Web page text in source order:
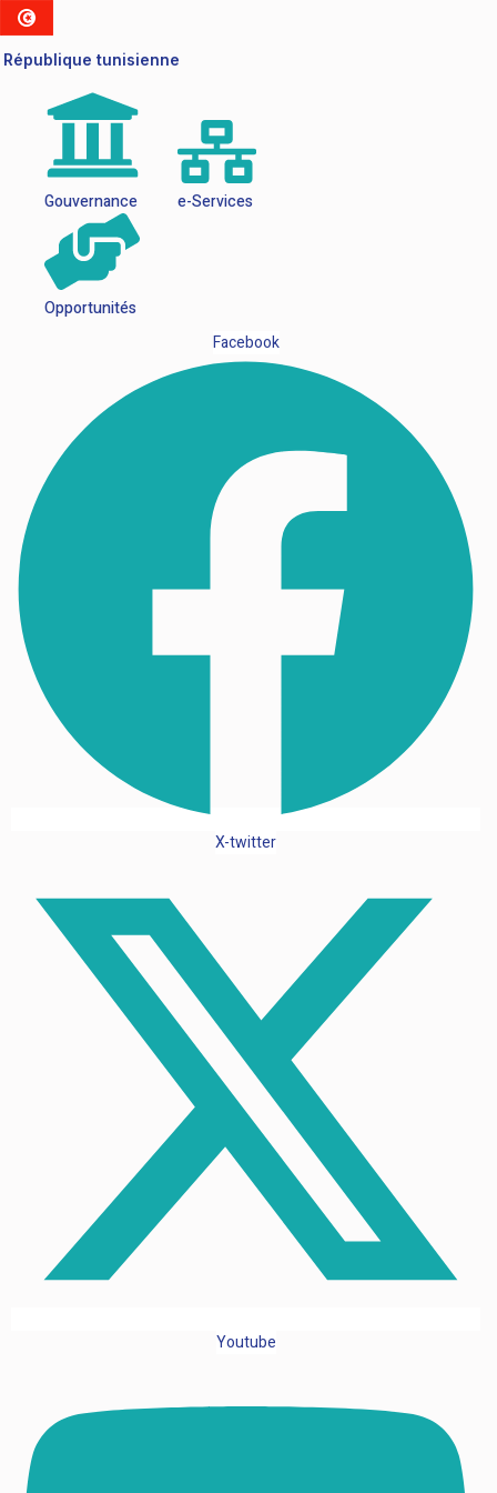
République tunisienne
Gouvernance e-Services
Opportunités
Facebook
X-twitter
Youtube